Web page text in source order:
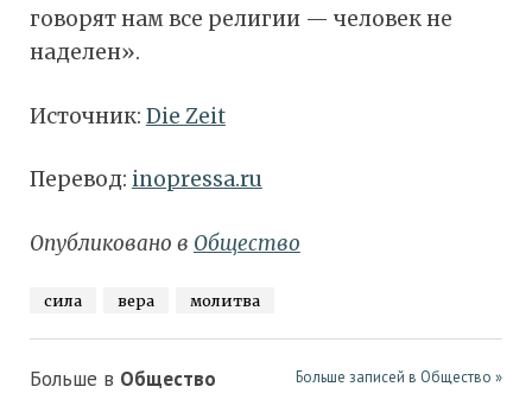
говорят нам все религии — человек не
наделен».
Источник: Die Zeit
Перевод: inopressa.ru
Опубликовано в Общество
сила вера молитва
Больше в Общество Больше записей в Общество »